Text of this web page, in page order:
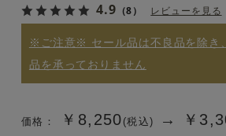
4.9 （8） レビューを見る
※ご注意※ セール品は不良品を除き
品を承っておりません
価格： ￥8,250 (税込) → ￥